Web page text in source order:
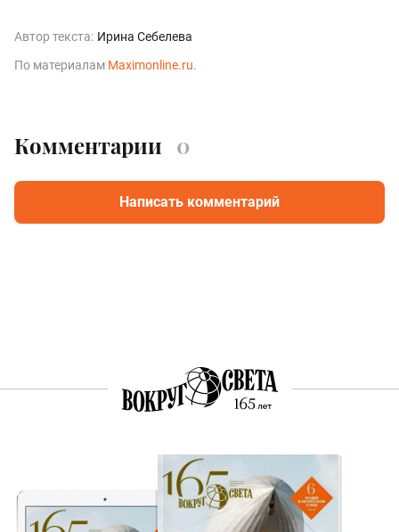
Автор текста: Ирина Себелева
По материалам Maximonline.ru.
Комментарии 0
Написать комментарий